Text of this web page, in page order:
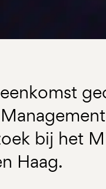
bij het
Haag.